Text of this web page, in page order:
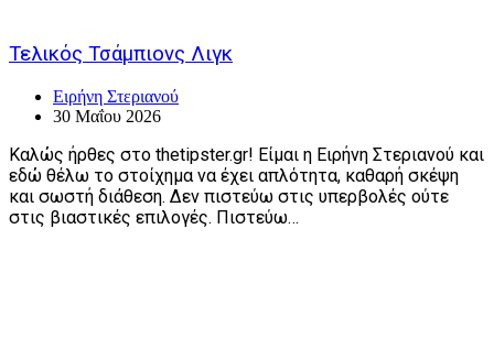
Τελικός Τσάμπιονς Λιγκ
Ειρήνη Στεριανού
30 Μαΐου 2026
Καλώς ήρθες στο thetipster.gr! Είμαι η Ειρήνη Στεριανού και
εδώ θέλω το στοίχημα να έχει απλότητα, καθαρή σκέψη
και σωστή διάθεση. Δεν πιστεύω στις υπερβολές ούτε
στις βιαστικές επιλογές. Πιστεύω…